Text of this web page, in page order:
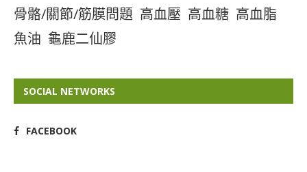
骨骼/關節/筋膜問題 高血壓 高血糖 高血脂
魚油 龜鹿二仙膠
SOCIAL NETWORKS
FACEBOOK